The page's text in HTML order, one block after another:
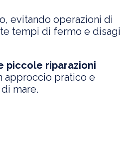
evitando operazioni di
tempi di fermo e disagi
piccole riparazioni
approccio pratico e
mare.